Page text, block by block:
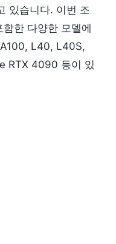
있습니다. 이번 조
한 다양한 모델에
L40, L40S,
RTX 4090 등이 있